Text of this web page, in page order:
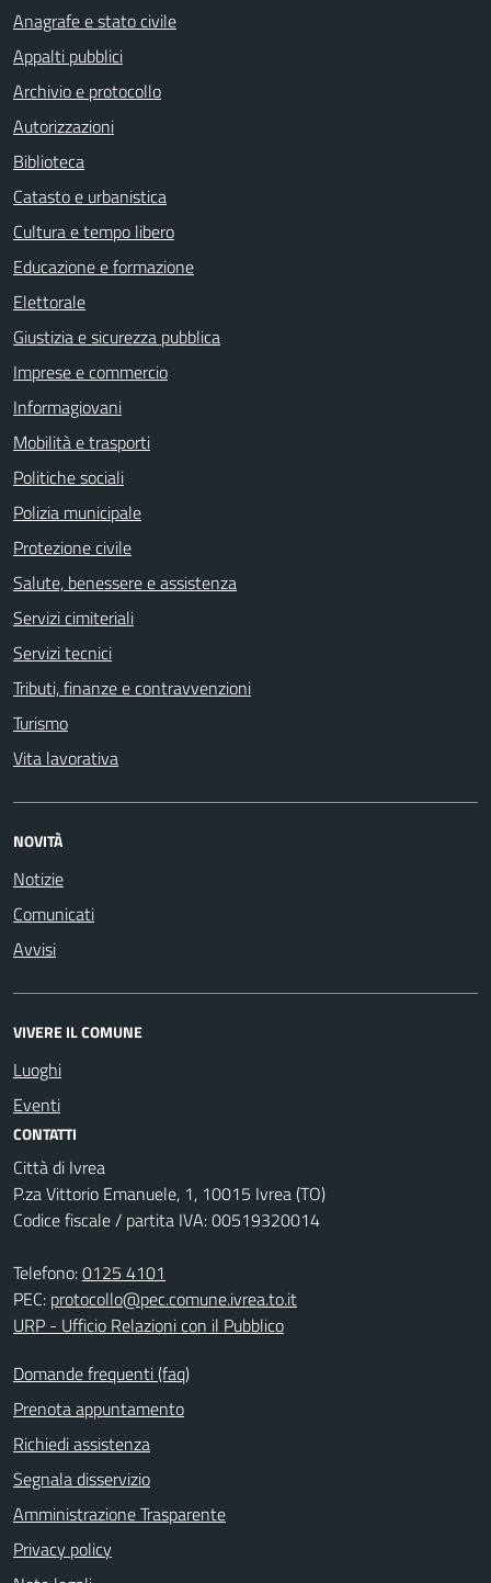
Anagrafe e stato civile
Appalti pubblici
Archivio e protocollo
Autorizzazioni
Biblioteca
Catasto e urbanistica
Cultura e tempo libero
Educazione e formazione
Elettorale
Giustizia e sicurezza pubblica
Imprese e commercio
Informagiovani
Mobilità e trasporti
Politiche sociali
Polizia municipale
Protezione civile
Salute, benessere e assistenza
Servizi cimiteriali
Servizi tecnici
Tributi, finanze e contravvenzioni
Turismo
Vita lavorativa
NOVITÀ
Notizie
Comunicati
Avvisi
VIVERE IL COMUNE
Luoghi
Eventi
CONTATTI
Città di Ivrea
P.za Vittorio Emanuele, 1, 10015 Ivrea (TO)
Codice fiscale / partita IVA: 00519320014
Telefono:0125 4101
PEC: protocollo@pec.comune.ivrea.to.it
URP - Ufficio Relazioni con il Pubblico
Domande frequenti (faq)
Prenota appuntamento
Richiedi assistenza
Segnala disservizio
Amministrazione Trasparente
Privacy policy